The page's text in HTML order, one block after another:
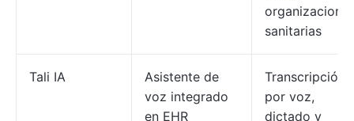
sanitarias
Tali IA
Asistente de
voz integrado
en EHR
Transcripción
por voz,
dictado y